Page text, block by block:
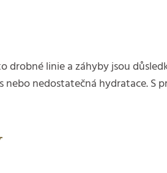
linie a záhyby jsou
nedostatečná hydratace. S